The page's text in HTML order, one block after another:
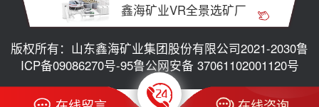
鑫海矿业VR全景选矿厂
版权所有：山东鑫海矿业集团股份有限公司2021-2030鲁
ICP备09086270号-95鲁公网安备 37061102001120号